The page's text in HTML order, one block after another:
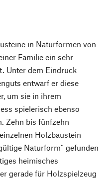
in Naturformen von
Familie ein sehr
Unter dem Eindruck
entwarf er diese
um sie in ihrem
spielerisch ebenso
Zehn bis fünfzehn
Holzbaustein
Naturform“ gefunden
heimisches
gerade für Holzspielzeug